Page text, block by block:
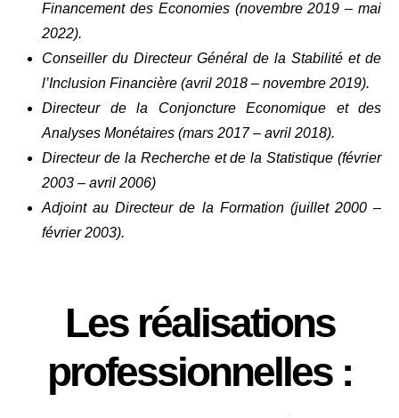
Financement des Economies (novembre 2019 – mai
2022).
Conseiller du Directeur Général de la Stabilité et de
l’Inclusion Financière (avril 2018 – novembre 2019).
Directeur de la Conjoncture Economique et des
Analyses Monétaires (mars 2017 – avril 2018).
Directeur de la Recherche et de la Statistique (février
2003 – avril 2006)
Adjoint au Directeur de la Formation (juillet 2000 –
février 2003).
Les réalisations
professionnelles :